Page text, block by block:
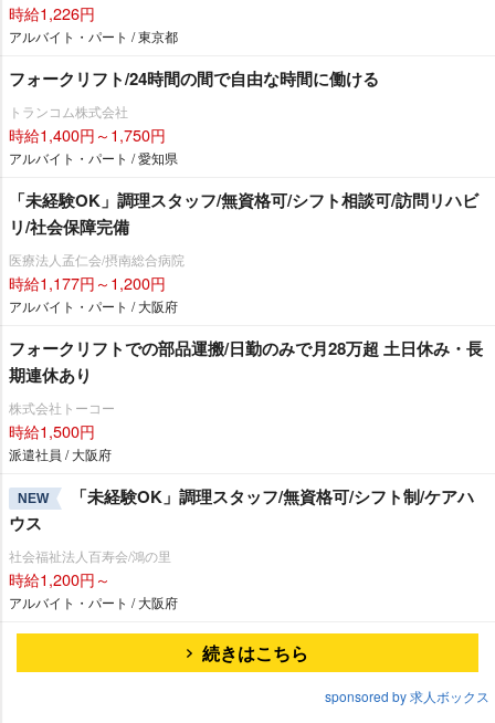
時給1,226円
アルバイト・パート / 東京都
フォークリフト/24時間の間で自由な時間に働ける
トランコム株式会社
時給1,400円～1,750円
アルバイト・パート / 愛知県
「未経験OK」調理スタッフ/無資格可/シフト相談可/訪問リハビ
リ/社会保障完備
医療法人孟仁会/摂南総合病院
時給1,177円～1,200円
アルバイト・パート / 大阪府
フォークリフトでの部品運搬/日勤のみで月28万超 土日休み・長
期連休あり
株式会社トーコー
時給1,500円
派遣社員 / 大阪府
NEW
「未経験OK」調理スタッフ/無資格可/シフト制/ケアハ
ウス
社会福祉法人百寿会/鴻の里
時給1,200円～
アルバイト・パート / 大阪府
続きはこちら
sponsored by 求人ボックス